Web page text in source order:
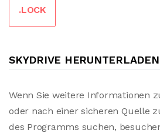
.LOCK
SKYDRIVE HERUNTERLADEN
Wenn Sie weitere Informationen
oder nach einer sicheren Quelle
des Programms suchen,